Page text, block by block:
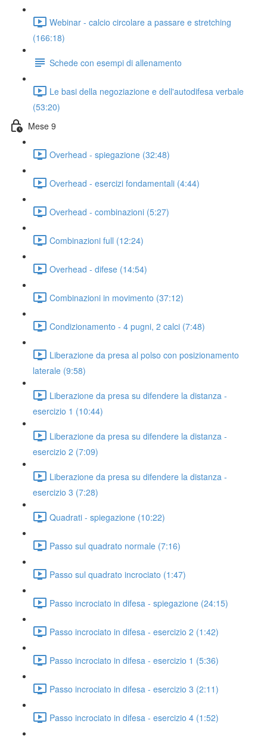
Webinar - calcio circolare a passare e stretching
(166:18)
Schede con esempi di allenamento
Le basi della negoziazione e dell'autodifesa verbale
(53:20)
Mese 9
Overhead - spiegazione (32:48)
Overhead - esercizi fondamentali (4:44)
Overhead - combinazioni (5:27)
Combinazioni full (12:24)
Overhead - difese (14:54)
Combinazioni in movimento (37:12)
Condizionamento - 4 pugni, 2 calci (7:48)
Liberazione da presa al polso con posizionamento
laterale (9:58)
Liberazione da presa su difendere la distanza -
esercizio 1 (10:44)
Liberazione da presa su difendere la distanza -
esercizio 2 (7:09)
Liberazione da presa su difendere la distanza -
esercizio 3 (7:28)
Quadrati - spiegazione (10:22)
Passo sul quadrato normale (7:16)
Passo sul quadrato incrociato (1:47)
Passo incrociato in difesa - spiegazione (24:15)
Passo incrociato in difesa - esercizio 2 (1:42)
Passo incrociato in difesa - esercizio 1 (5:36)
Passo incrociato in difesa - esercizio 3 (2:11)
Passo incrociato in difesa - esercizio 4 (1:52)